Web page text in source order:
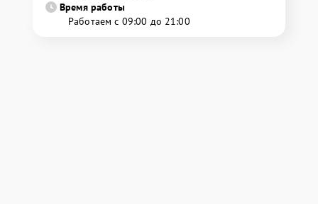
Время работы
Работаем с 09:00 до 21:00